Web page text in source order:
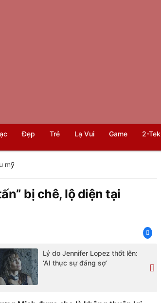
Đẹp Trẻ Lạ Vui Game 2-Tek
mỹ
bị chê, lộ diện tại
Lý do Jennifer Lopez thốt lên:
‘AI thực sự đáng sợ’